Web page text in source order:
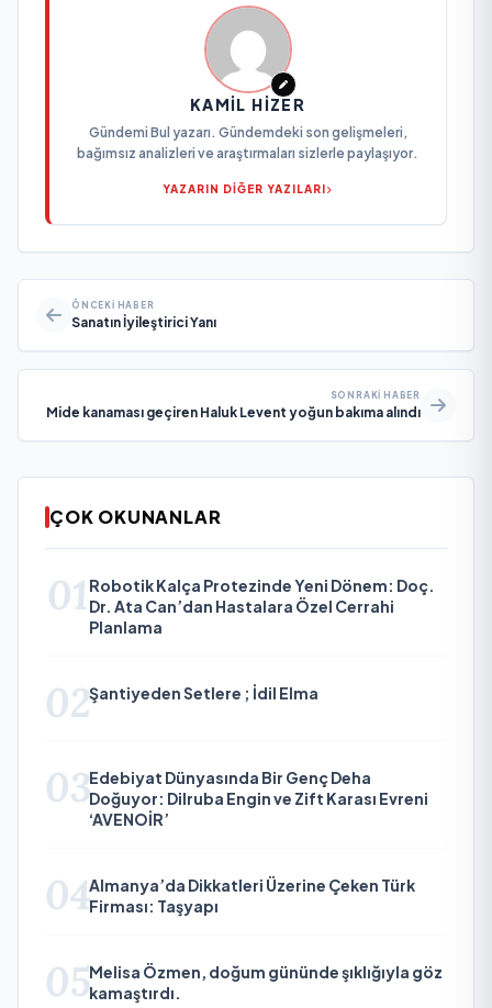
KAMIL HIZER
Gündemi Bul yazarı. Gündemdeki son gelişmeleri,
bağımsız analizleri ve araştırmaları sizlerle paylaşıyor.
YAZARIN DİĞER YAZILARI
ÖNCEKI HABER
Sanatın İyileştirici Yanı
SONRAKI HABER
Mide kanaması geçiren Haluk Levent yoğun bakıma alındı
ÇOK OKUNANLAR
01 Robotik Kalça Protezinde Yeni Dönem: Doç.
Dr. Ata Can’dan Hastalara Özel Cerrahi
Planlama
02Şantiyeden Setlere ; İdil Elma
03Edebiyat Dünyasında Bir Genç Deha
Doğuyor: Dilruba Engin ve Zift Karası Evreni
‘AVENOİR’
04Almanya’da Dikkatleri Üzerine Çeken Türk
Firması: Taşyapı
05Melisa Özmen, doğum gününde şıklığıyla göz
kamaştırdı.